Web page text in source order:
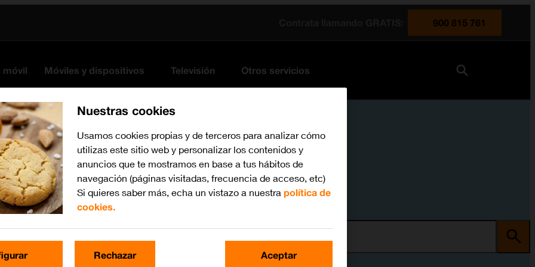
900 815 761
móvil Móviles y dispositivos Televisión Otros servicios
Nuestras cookies
Usamos cookies propias y de terceros para analizar cómo
utilizas este sitio web y personalizar los contenidos y
anuncios que te mostramos en base a tus hábitos de
navegación (páginas visitadas, frecuencia de acceso, etc)
Si quieres saber más, echa un vistazo a nuestra política de
cookies.
Rechazar Aceptar